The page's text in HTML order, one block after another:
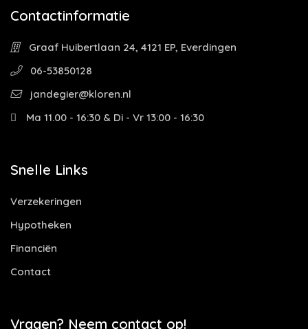
Contactinformatie
Graaf Huibertlaan 24, 4121 EP, Everdingen
06-53850128
jandegier@kloren.nl
Ma 11.00 - 16:30 & Di - Vr 13:00 - 16:30
Snelle Links
Verzekeringen
Hypotheken
Financiën
Contact
Vragen? Neem contact op!